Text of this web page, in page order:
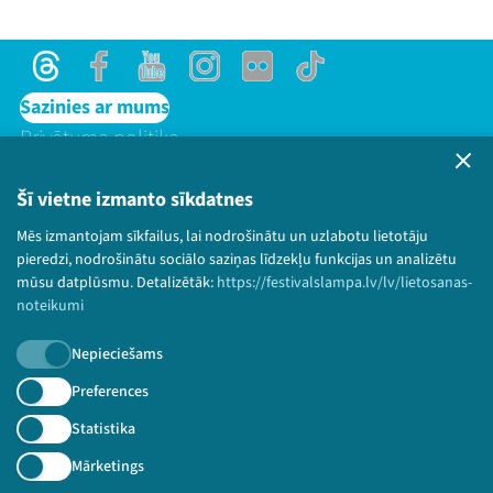
Šī vietne izmanto sīkdatnes
Mēs izmantojam sīkfailus, lai nodrošinātu un uzlabotu lietotāju
pieredzi, nodrošinātu sociālo saziņas līdzekļu funkcijas un analizētu
mūsu datplūsmu. Detalizētāk: https://festivalslampa.lv/lv/lietosanas-
noteikumi
Nepieciešams
Preferences
Statistika
Mārketings
ThreadsFacebookYoutube
X Instagram
Flick TikTok
ThreadsFacebookYoutubeInstagram
Flick TikTok
Sazinies ar mums
Privātuma politika
Bērnu aizsardzības politika
© 2026 Sarunu festivāls LAMPA Visas tiesības
paturētas.
Piesakies jaunumiem!
Nepalaid garām aktuālāko informāciju!